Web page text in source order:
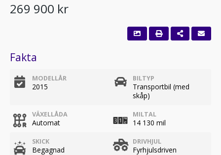
269 900 kr
Fakta
MODELLÅR
2015
BILTYP
Transportbil (med
skåp)
VÄXELLÅDA
Automat
MILTAL
14 130 mil
SKICK
Begagnad
DRIVHJUL
Fyrhjulsdriven